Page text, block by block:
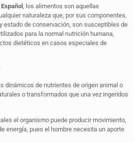
, los alimentos son aquellas
naturaleza que, por sus componentes,
estado de conservación, son susceptibles de
para la normal nutrición humana,
dietéticos en casos especiales de
dinámicos de nutrientes de origen animal o
o transformados que una vez ingeridos
el organismo puede producir movimiento,
energía, pues el hombre necesita un aporte